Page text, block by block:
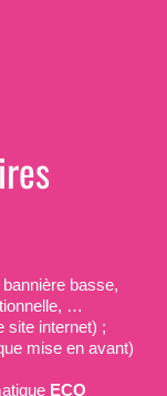
basse,
…
site internet) ;
mise en avant)
ECO